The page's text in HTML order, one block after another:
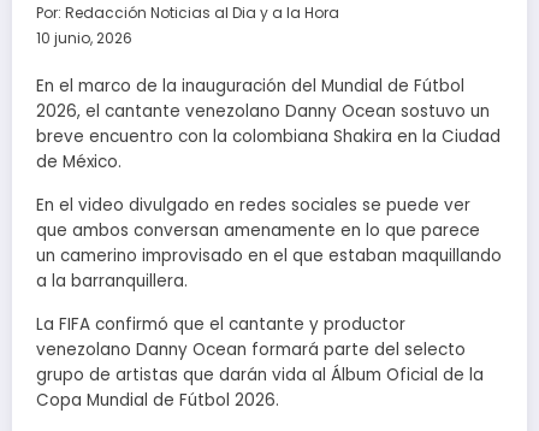
Por: Redacción Noticias al Dia y a la Hora
10 junio, 2026
En el marco de la inauguración del Mundial de Fútbol
2026, el cantante venezolano Danny Ocean sostuvo un
breve encuentro con la colombiana Shakira en la Ciudad
de México.
En el video divulgado en redes sociales se puede ver
que ambos conversan amenamente en lo que parece
un camerino improvisado en el que estaban maquillando
a la barranquillera.
La FIFA confirmó que el cantante y productor
venezolano Danny Ocean formará parte del selecto
grupo de artistas que darán vida al Álbum Oficial de la
Copa Mundial de Fútbol 2026.